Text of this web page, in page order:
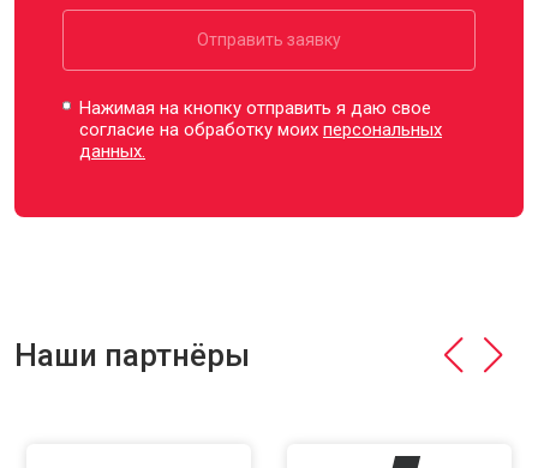
Отправить заявку
Нажимая на кнопку отправить я даю свое
согласие на обработку моихперсональных
данных.
Наши партнёры